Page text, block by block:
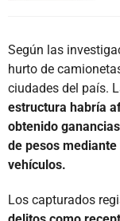
Según las
hurto de
ciudades del país.
estructura habría
obtenido
de pesos
vehículos.
Los capturados